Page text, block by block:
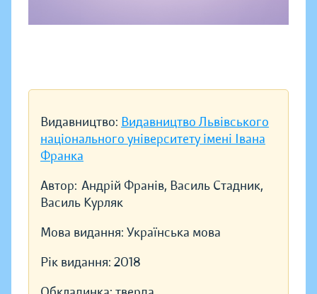
Видавництво: Видавництво Львівського
національного університету імені Івана
Франка
Автор: Андрій Франів, Василь Стадник,
Василь Курляк
Мова видання: Українська мова
Рік видання: 2018